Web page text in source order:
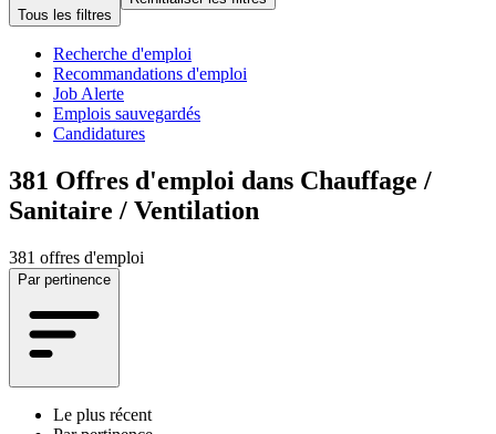
Tous les filtres
Recherche d'emploi
Recommandations d'emploi
Job Alerte
Emplois sauvegardés
Candidatures
381 Offres d'emploi dans Chauffage /
Sanitaire / Ventilation
381 offres d'emploi
Par pertinence
Le plus récent